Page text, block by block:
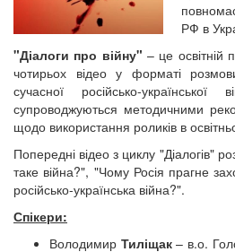
РФ в
"Діалоги про війну" – це освітній
чотирьох відео у форматі
сучасної російсько-
супроводжуються методичними
щодо використання роликів в
Попередні відео з циклу "Діалогів"
таке війна?", "Чому Росія прагне
російсько-українська війна?".
Спікери:
Володимир Тиліщак– в.о.